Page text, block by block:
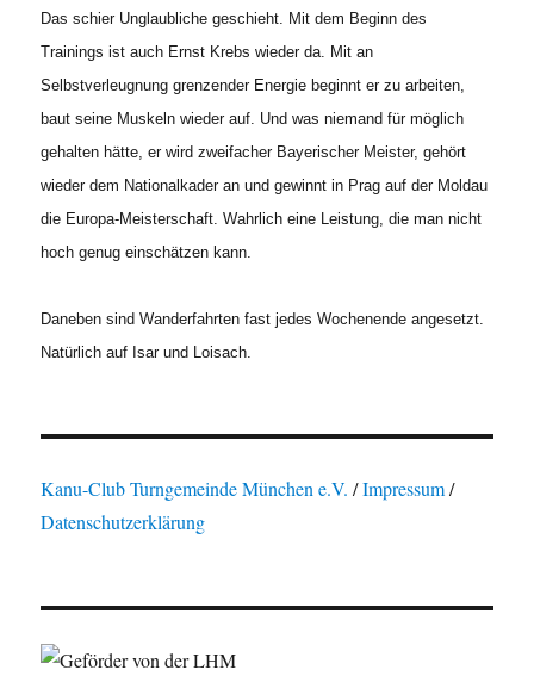
Das schier Unglaubliche geschieht. Mit dem Beginn des
Trainings ist auch Ernst Krebs wieder da. Mit an
Selbstverleugnung grenzender Energie beginnt er zu arbeiten,
baut seine Muskeln wieder auf. Und was niemand für möglich
gehalten hätte, er wird zweifacher Bayerischer Meister, gehört
wieder dem Nationalkader an und gewinnt in Prag auf der Moldau
die Europa-Meisterschaft. Wahrlich eine Leistung, die man nicht
hoch genug einschätzen kann.
Daneben sind Wanderfahrten fast jedes Wochenende angesetzt.
Natürlich auf Isar und Loisach.
Kanu-Club Turngemeinde München e.V. /Impressum/
Datenschutzerklärung